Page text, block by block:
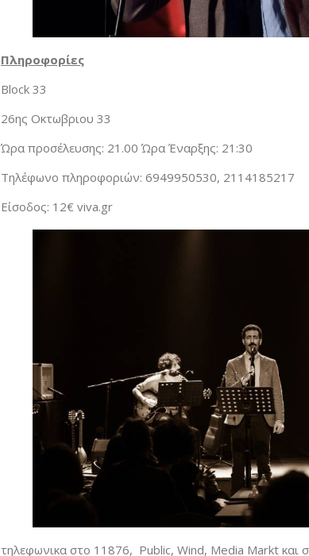
Πληροφορίες
Block 33
26ης Οκτωβριου 33
Ώρα προσέλευσης: 21.00 Ώρα Έναρξης: 21:30
Τηλέφωνο πληροφοριών: 6949950530, 2114185217
Είσοδος: 12€ viva.gr
τηλεφωνικα στο 11876, Public, Wind, Media Markt και